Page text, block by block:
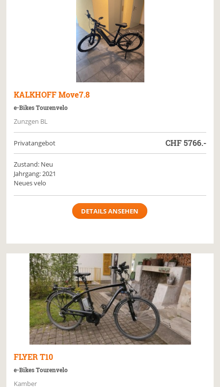
KALKHOFF Move7.8
e-Bikes Tourenvelo
Zunzgen BL
Privatangebot CHF5766.-
Zustand: Neu
Jahrgang: 2021
Neues velo
DETAILS ANSEHEN
FLYER T10
e-Bikes Tourenvelo
Kamber